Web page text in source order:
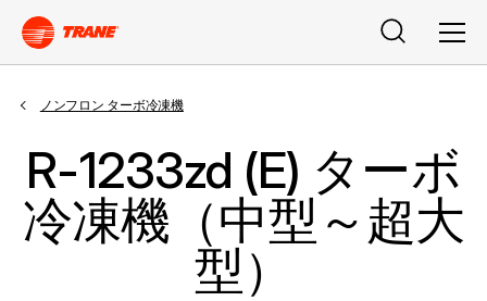
検索 メ
ノンフロン ターボ冷凍機
R-1233zd (E) ターボ
冷凍機（中型～超大
型）